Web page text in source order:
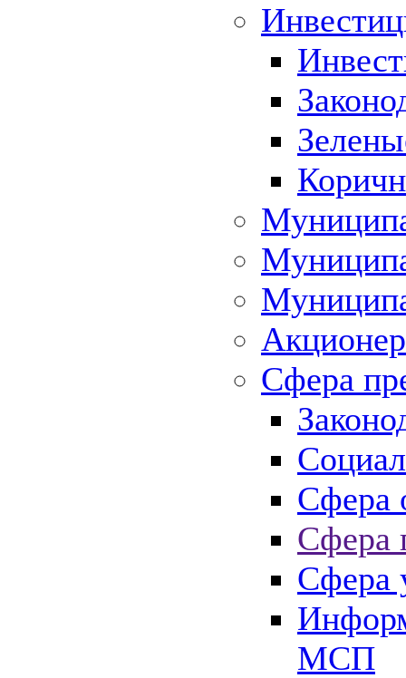
Сфера
Сфера
Сфера
Сфера
МСП